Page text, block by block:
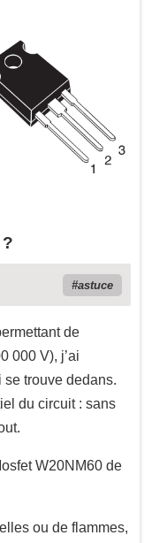
astuce
de
000 V), j’ai
trouve dedans.
du circuit : sans
W20NM60 de
ou de flammes,